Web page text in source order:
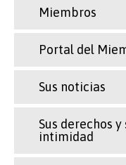
Miembros
Portal del
Sus noticias
Sus derechos y
intimidad